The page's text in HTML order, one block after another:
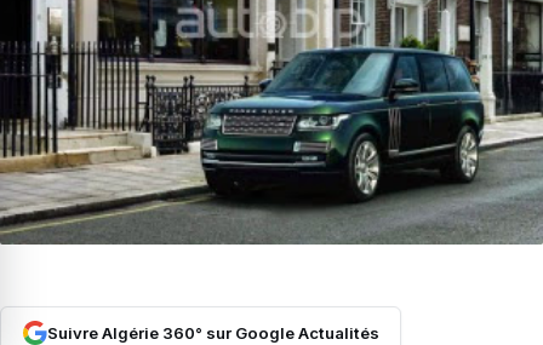
Suivre Algérie 360° sur Google Actualités